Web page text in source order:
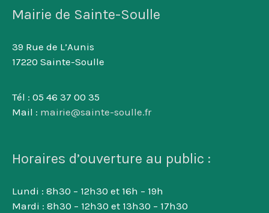
Mairie de Sainte-Soulle
39 Rue de L’Aunis
17220 Sainte-Soulle
Tél : 05 46 37 00 35
Mail : mairie@sainte-soulle.fr
Horaires d’ouverture au public :
Lundi : 8h30 – 12h30 et 16h – 19h
Mardi : 8h30 – 12h30 et 13h30 – 17h30